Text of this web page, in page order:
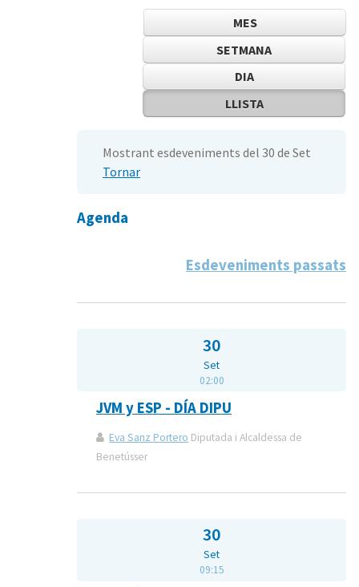
MES
SETMANA
DIA
LLISTA
Mostrant esdeveniments del 30 de Set
Tornar
Agenda
Esdeveniments passats
30
Set
02:00
JVM y ESP - DÍA DIPU
Eva Sanz Portero Diputada i Alcaldessa de
Benetússer
30
Set
09:15